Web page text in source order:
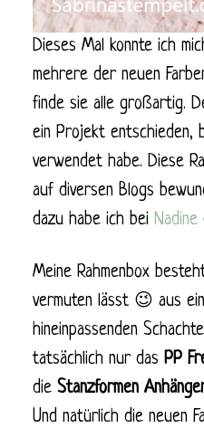
Dieses Mal konnte ich
mehrere der neuen
finde sie alle großartig.
ein Projekt entschieden,
verwendet habe. Diese
auf diversen Blogs
dazu habe ich bei Nadine
Meine Rahmenbox
vermuten lässt 😉 aus
hineinpassenden
tatsächlich nur das PP
die Stanzformen
Und natürlich die neuen